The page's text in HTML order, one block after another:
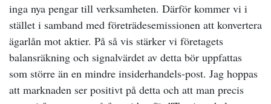
inga nya pengar till verksamheten. Därför kommer vi i
stället i samband med företrädesemissionen att konvertera
ägarlån mot aktier. På så vis stärker vi företagets
balansräkning och signalvärdet av detta bör uppfattas
som större än en mindre insiderhandels-post. Jag hoppas
att marknaden ser positivt på detta och att man precis